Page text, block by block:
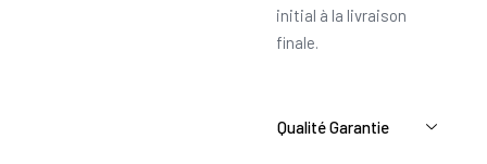
initial à la livraison
finale.
Qualité Garantie